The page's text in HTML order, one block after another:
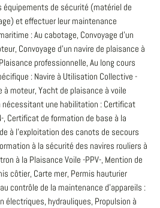
équipements de sécurité (matériel de
et effectuer leur maintenance
: Au cabotage, Convoyage d'un
Convoyage d'un navire de plaisance à
professionnelle, Au long cours
: Navire à Utilisation Collective -
à moteur, Yacht de plaisance à voile
nécessitant une habilitation : Certificat
, Certificat de formation de base à la
à l'exploitation des canots de secours
à la sécurité des navires rouliers à
à la Plaisance Voile -PPV-, Mention de
côtier, Carte mer, Permis hauturier
contrôle de la maintenance d'appareils :
électriques, hydrauliques, Propulsion à